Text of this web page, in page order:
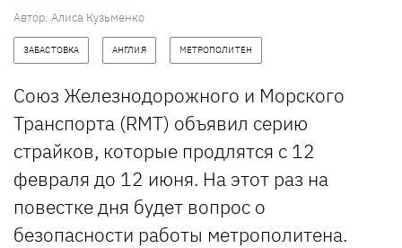
Автор: Алиса Кузьменко
ЗАБАСТОВКА АНГЛИЯ МЕТРОПОЛИТЕН
Союз Железнодорожного и Морского
Транспорта (RMT) объявил серию
страйков, которые продлятся с 12
февраля до 12 июня. На этот раз на
повестке дня будет вопрос о
безопасности работы метрополитена.